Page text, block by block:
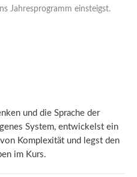
Jahresprogramm einsteigst.
und die Sprache der
System, entwickelst ein
Komplexität und legst den
im Kurs.